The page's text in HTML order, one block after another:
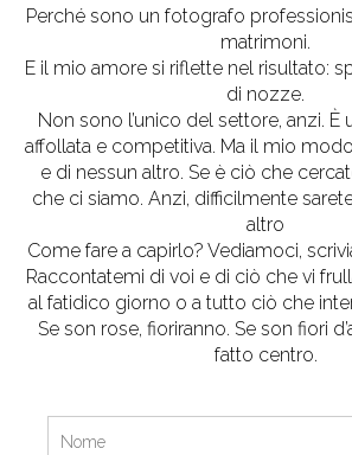
Perché sono un fotografo
matrimoni.
E il mio amore si riflette nel risultato:
di nozze.
Non sono l’unico del settore, anzi. È
affollata e competitiva. Ma il mio
e di nessun altro. Se è ciò che
che ci siamo. Anzi, difficilmente
altro
Come fare a capirlo? Vediamoci,
Raccontatemi di voi e di ciò che vi
al fatidico giorno o a tutto ciò che
Se son rose, fioriranno. Se son fiori
fatto centro.